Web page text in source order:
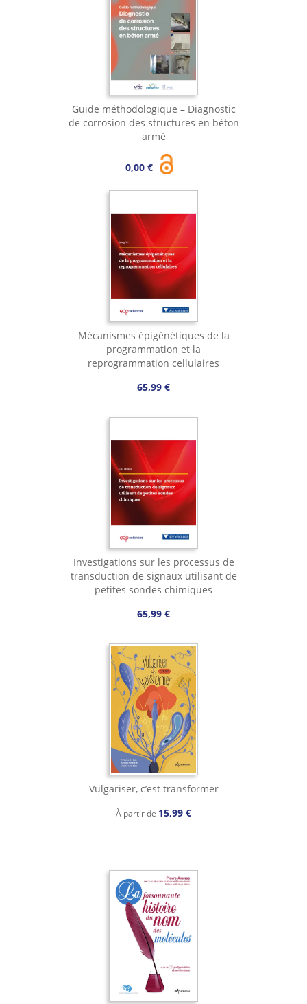
Guide méthodologique – Diagnostic
de corrosion des structures en béton
armé
0,00 €
Mécanismes épigénétiques de la
programmation et la
reprogrammation cellulaires
65,99 €
Investigations sur les processus de
transduction de signaux utilisant de
petites sondes chimiques
65,99 €
Vulgariser, c’est transformer
À partir de 15,99 €